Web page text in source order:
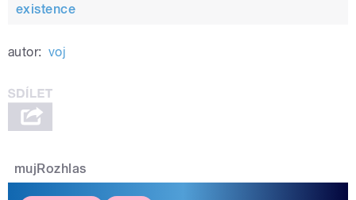
existence
autor: voj
mujRozhlas